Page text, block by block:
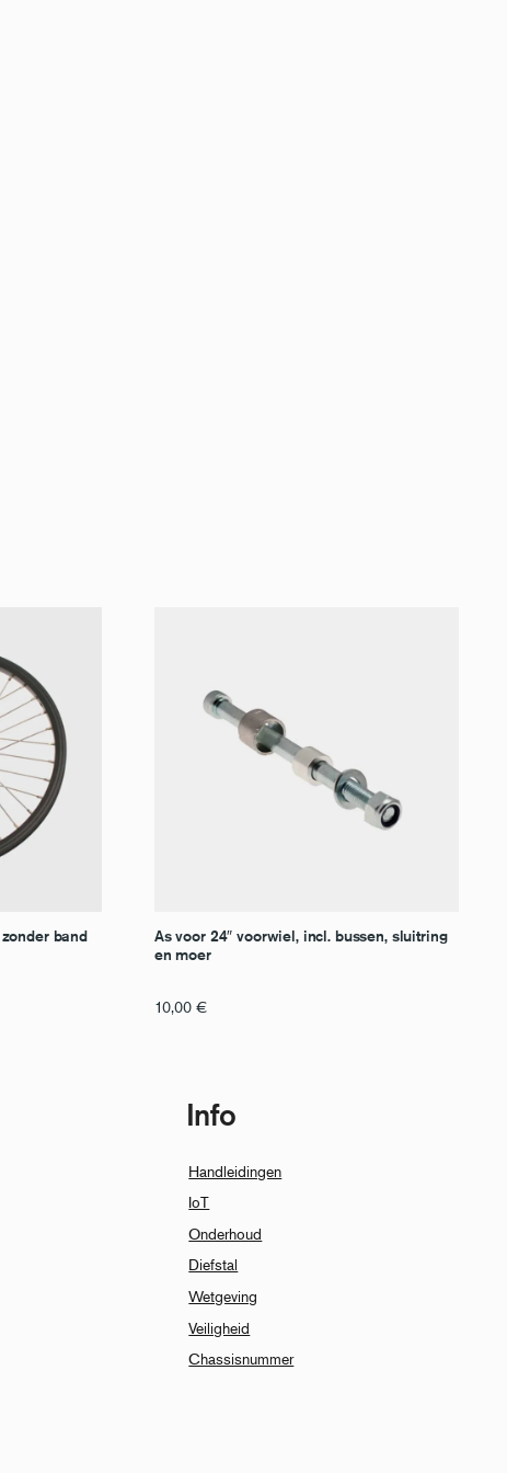
band
As voor 24″ voorwiel, incl. bussen, sluitring
en moer
10,00 €
Info
Handleidingen
IoT
Onderhoud
Diefstal
Wetgeving
Veiligheid
Chassisnummer